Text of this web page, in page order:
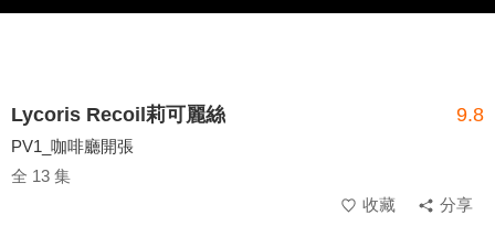
Lycoris Recoil莉可麗絲 9.8
PV1_咖啡廳開張
全 13 集
收藏
分享